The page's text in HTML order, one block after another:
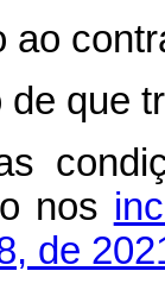
ao
que
nos
de